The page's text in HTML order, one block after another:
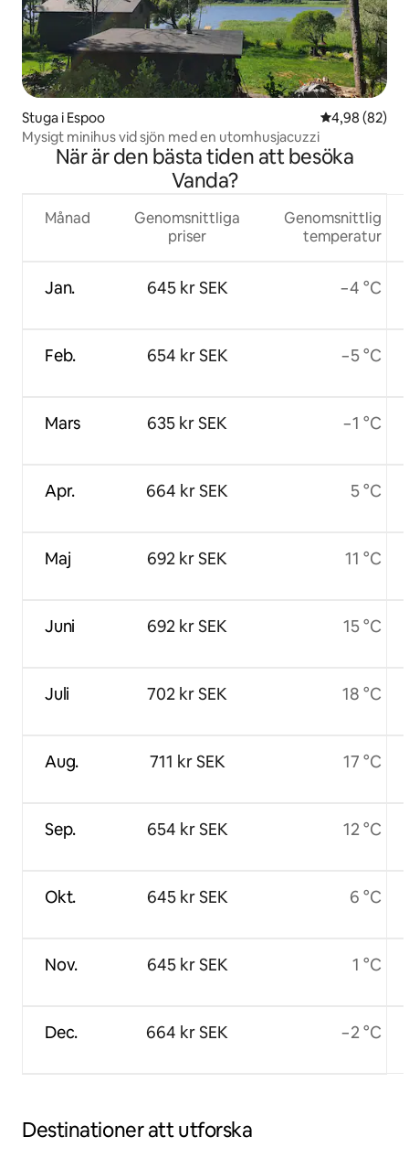
Stuga i Espoo 4,98 av 5 i
4,98 (82)
Mysigt minihus vid sjön med en utomhusjacuzzi
När är den bästa tiden att besöka
Vanda?
Månad
Jan.
Feb.
Mars
Apr.
Maj
Juni
Juli
Aug.
Sep.
Okt.
Nov.
Dec.
Genomsnittliga
priser
645 kr SEK
654 kr SEK
635 kr SEK
664 kr SEK
692 kr SEK
692 kr SEK
702 kr SEK
711 kr SEK
654 kr SEK
645 kr SEK
645 kr SEK
664 kr SEK
Genomsnittlig
temperatur
−4 °C
−5 °C
−1 °C
5 °C
11 °C
15 °C
18 °C
17 °C
12 °C
6 °C
1 °C
−2 °C
Destinationer att utforska